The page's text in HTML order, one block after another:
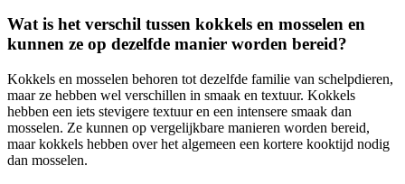
Wat is het verschil tussen kokkels en mosselen en
kunnen ze op dezelfde manier worden bereid?
Kokkels en mosselen behoren tot dezelfde familie van schelpdieren,
maar ze hebben wel verschillen in smaak en textuur. Kokkels
hebben een iets stevigere textuur en een intensere smaak dan
mosselen. Ze kunnen op vergelijkbare manieren worden bereid,
maar kokkels hebben over het algemeen een kortere kooktijd nodig
dan mosselen.